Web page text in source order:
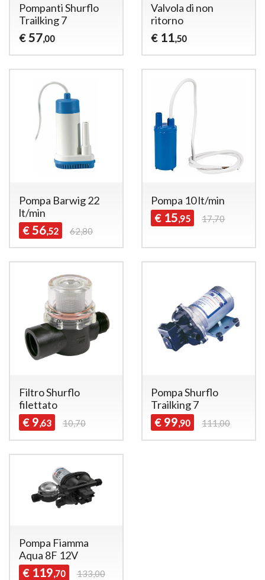
Pompanti Shurflo
Trailking 7
€ 57,00
Valvola di non
ritorno
€ 11,50
Pompa Barwig 22
lt/min
€ 56,52 62,80
Pompa 10 lt/min
€ 15,95 17,70
Filtro Shurflo
filettato
€ 9,63 10,70
Pompa Shurflo
Trailking 7
€ 99,90 111,00
Pompa Fiamma
Aqua 8F 12V
€ 119,70 133,00